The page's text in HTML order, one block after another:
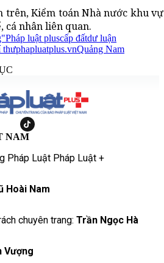
trên, Kiểm toán Nhà nước khu
cá nhân liên quan.
Pháp luật pluscấp đấtdư luận
thưphapluatplus.vnQuảng Nam
NAM
Pháp Luật Pháp Luật +
Hoài Nam
chuyên trang: Trần Ngọc Hà
Vượng